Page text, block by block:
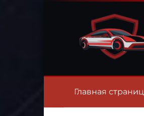
Главная